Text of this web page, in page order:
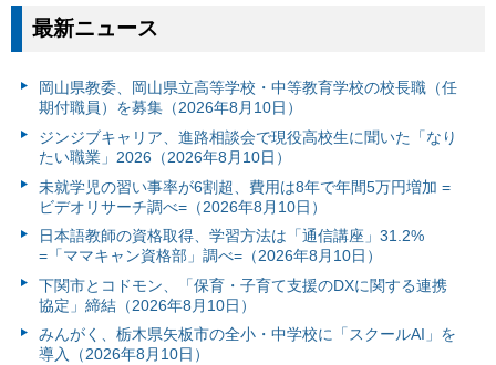
最新ニュース
岡山県教委、岡山県立高等学校・中等教育学校の校長職（任
期付職員）を募集（2026年8月10日）
ジンジブキャリア、進路相談会で現役高校生に聞いた「なり
たい職業」2026（2026年8月10日）
未就学児の習い事率が6割超、費用は8年で年間5万円増加 =
ビデオリサーチ調べ=（2026年8月10日）
日本語教師の資格取得、学習方法は「通信講座」31.2%
=「ママキャン資格部」調べ=（2026年8月10日）
下関市とコドモン、「保育・子育て支援のDXに関する連携
協定」締結（2026年8月10日）
みんがく、栃木県矢板市の全小・中学校に「スクールAI」を
導入（2026年8月10日）